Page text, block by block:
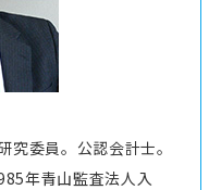
究委員。公認会計士。
年青山監査法人入